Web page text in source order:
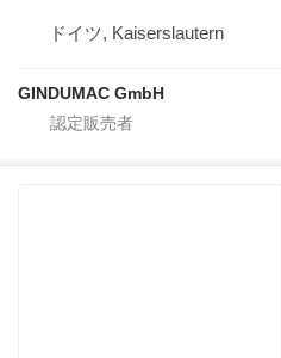
ドイツ, Kaiserslautern
GINDUMAC GmbH